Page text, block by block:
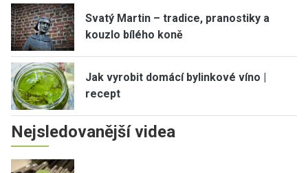
Svatý Martin – tradice, pranostiky a
kouzlo bílého koně
Jak vyrobit domácí bylinkové víno |
recept
Nejsledovanější videa